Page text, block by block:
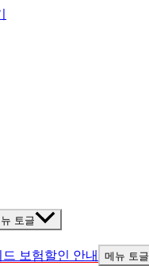
토글
드 보험할인 안내 메뉴 토글